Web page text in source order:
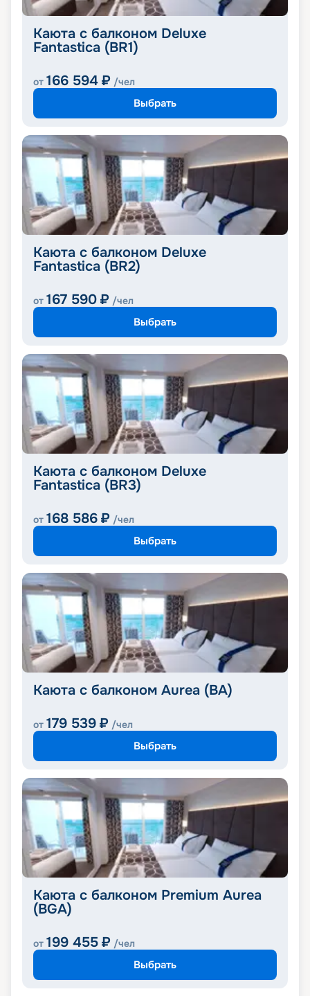
Каюта с балконом Deluxe
Fantastica (BR1)
от 166 594 ₽ /чел
Выбрать
Каюта с балконом Deluxe
Fantastica (BR2)
от 167 590 ₽ /чел
Выбрать
Каюта с балконом Deluxe
Fantastica (BR3)
от 168 586 ₽ /чел
Выбрать
Каюта с балконом Aurea (BA)
от 179 539 ₽ /чел
Выбрать
Каюта с балконом Premium Aurea
(BGA)
от 199 455 ₽ /чел
Выбрать